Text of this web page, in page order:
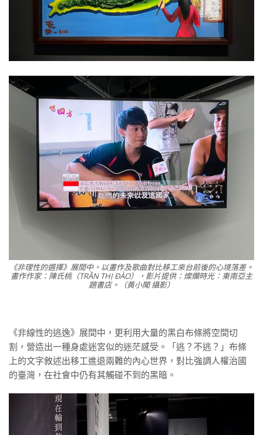
《非理性的選擇》展間中，以畫作及歌曲對比移工來台前後的心境落差。
畫作作家：陳氏桃（TRẦN THỊ ĐÀO），影片提供：燦爛時光：東南亞主
題書店。（黃小聞 攝影）
《非線性的逃逸》展間中，更利用大量的黑白布條將空間切
割，營造出一種身處迷宮似的迷茫感受。「逃？不逃？」布條
上的文字敘述出移工進退兩難的內心世界，對比強調人權治國
的臺灣，在社會中仍有其觸碰不到的黑暗。